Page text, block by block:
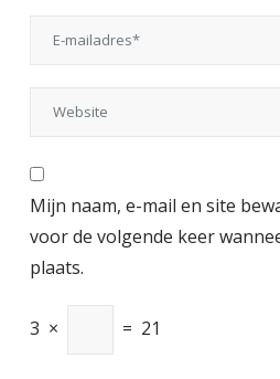
Mijn naam, e-mail en site
voor de volgende keer
plaats.
3 × = 21